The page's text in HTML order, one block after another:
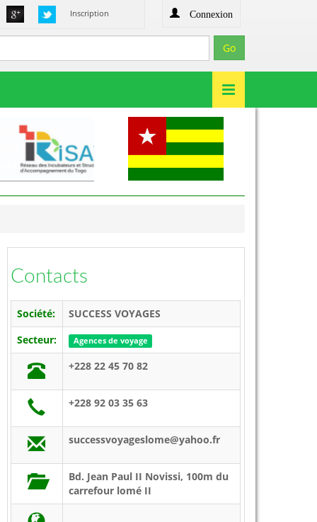
Inscription Connexion
Contacts
Société:
SUCCESS VOYAGES
Secteur:
Agences de voyage
+228 22 45 70 82
+228 92 03 35 63
successvoyageslome@yahoo.fr
Bd. Jean Paul II Novissi, 100m du
carrefour lomé II